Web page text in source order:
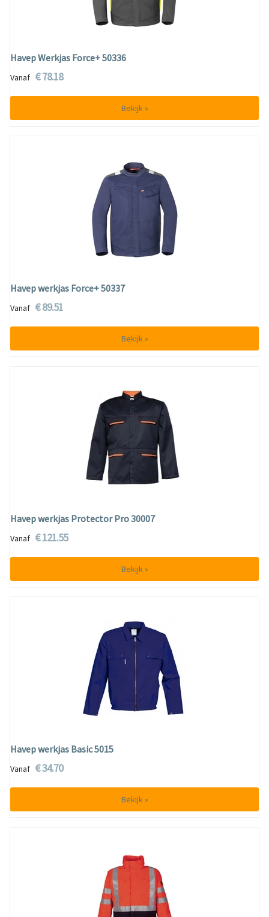
Havep Werkjas Force+ 50336
Vanaf € 78.18
Bekijk »
Havep werkjas Force+ 50337
Vanaf € 89.51
Bekijk »
Havep werkjas Protector Pro 30007
Vanaf € 121.55
Bekijk »
Havep werkjas Basic 5015
Vanaf € 34.70
Bekijk »